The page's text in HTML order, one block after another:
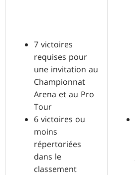
7 victoires
requises pour
une invitation au
Championnat
Arena et au Pro
Tour
6 victoires ou
moins
répertoriées
dans le
classement